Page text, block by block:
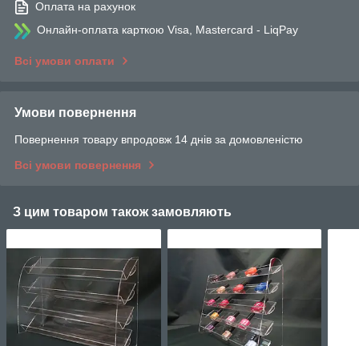
Оплата на рахунок
Онлайн-оплата карткою Visa, Mastercard - LiqPay
Всі умови оплати
Умови повернення
Повернення товару впродовж 14 днів за домовленістю
Всі умови повернення
З цим товаром також замовляють